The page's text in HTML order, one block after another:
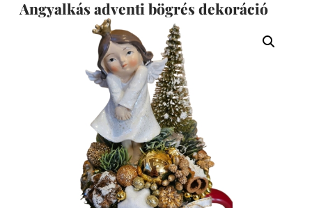
Angyalkás adventi bögrés dekoráció